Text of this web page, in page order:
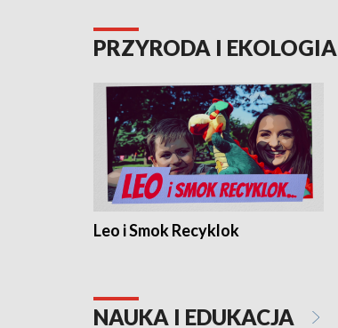
PRZYRODA I EKOLOGIA
Leo i Smok Recyklok
NAUKA I EDUKACJA